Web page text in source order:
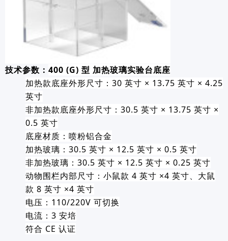
技术参数： 400 (G) 型 加热玻璃实验台底座
加热款底座外形尺寸：30 英寸 × 13.75 英寸 × 4.25
英寸
非加热款底座外形尺寸：30.5 英寸 × 13.75 英寸 ×
0.5 英寸
底座材质：喷粉铝合金
加热玻璃：30.5 英寸 × 12.5 英寸 × 0.5 英寸
非加热玻璃：30.5 英寸 × 12.5 英寸 × 0.25 英寸
动物围栏内部尺寸：小鼠款 4 英寸 ×4 英寸、大鼠
款 8 英寸 ×4 英寸
电压：110/220V 可切换
电流：3 安培
符合 CE 认证